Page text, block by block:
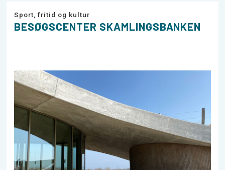
Sport, fritid og kultur
BESØGSCENTER SKAMLINGSBANKEN